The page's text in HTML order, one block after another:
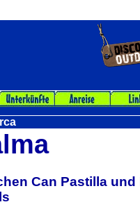
Can Pastilla und